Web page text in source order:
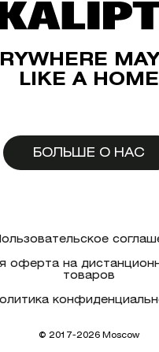
LIKE A HOME
БОЛЬШЕ О НАС
оферта на
товаров
© 2017-2026 Moscow